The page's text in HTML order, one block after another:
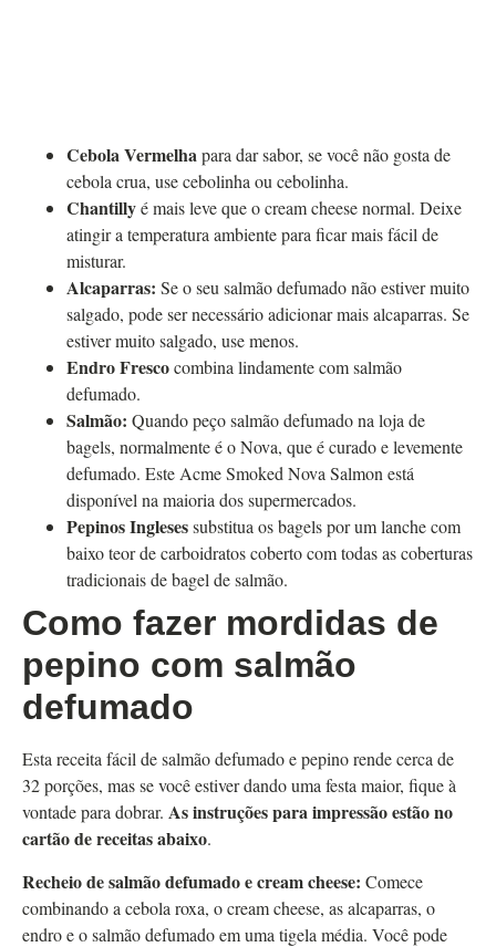
Cebola Vermelhapara dar sabor, se você não gosta de
cebola crua, use cebolinha ou cebolinha.
Chantillyé mais leve que o cream cheese normal. Deixe
atingir a temperatura ambiente para ficar mais fácil de
misturar.
Alcaparras: Se o seu salmão defumado não estiver muito
salgado, pode ser necessário adicionar mais alcaparras. Se
estiver muito salgado, use menos.
Endro Frescocombina lindamente com salmão
defumado.
Salmão: Quando peço salmão defumado na loja de
bagels, normalmente é o Nova, que é curado e levemente
defumado. Este Acme Smoked Nova Salmon está
disponível na maioria dos supermercados.
Pepinos Inglesessubstitua os bagels por um lanche com
baixo teor de carboidratos coberto com todas as coberturas
tradicionais de bagel de salmão.
Como fazer mordidas de
pepino com salmão
defumado
Esta receita fácil de salmão defumado e pepino rende cerca de
32 porções, mas se você estiver dando uma festa maior, fique à
vontade para dobrar. As instruções para impressão estão no
cartão de receitas abaixo.
Recheio de salmão defumado e cream cheese: Comece
combinando a cebola roxa, o cream cheese, as alcaparras, o
endro e o salmão defumado em uma tigela média. Você pode